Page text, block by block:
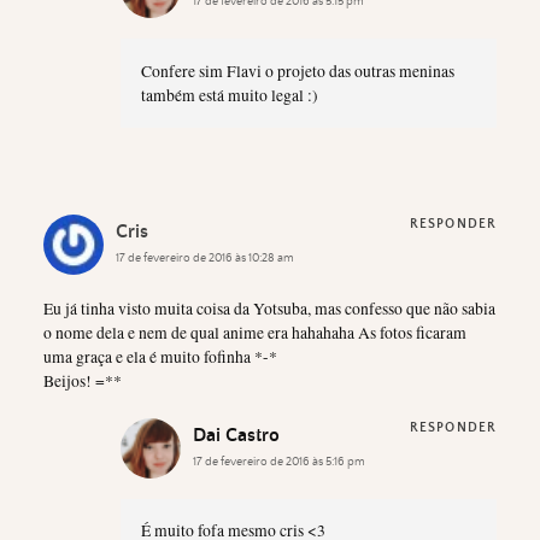
Confere sim Flavi o projeto das outras meninas
também está muito legal :)
Cris
17 de fevereiro de 2016 às 10:28 am
Eu já tinha visto muita coisa da Yotsuba, mas confesso que não sabia
o nome dela e nem de qual anime era hahahaha As fotos ficaram
uma graça e ela é muito fofinha *-*
Beijos! =**
RESPONDER
Dai Castro
17 de fevereiro de 2016 às 5:16 pm
É muito fofa mesmo cris <3
RESPONDER